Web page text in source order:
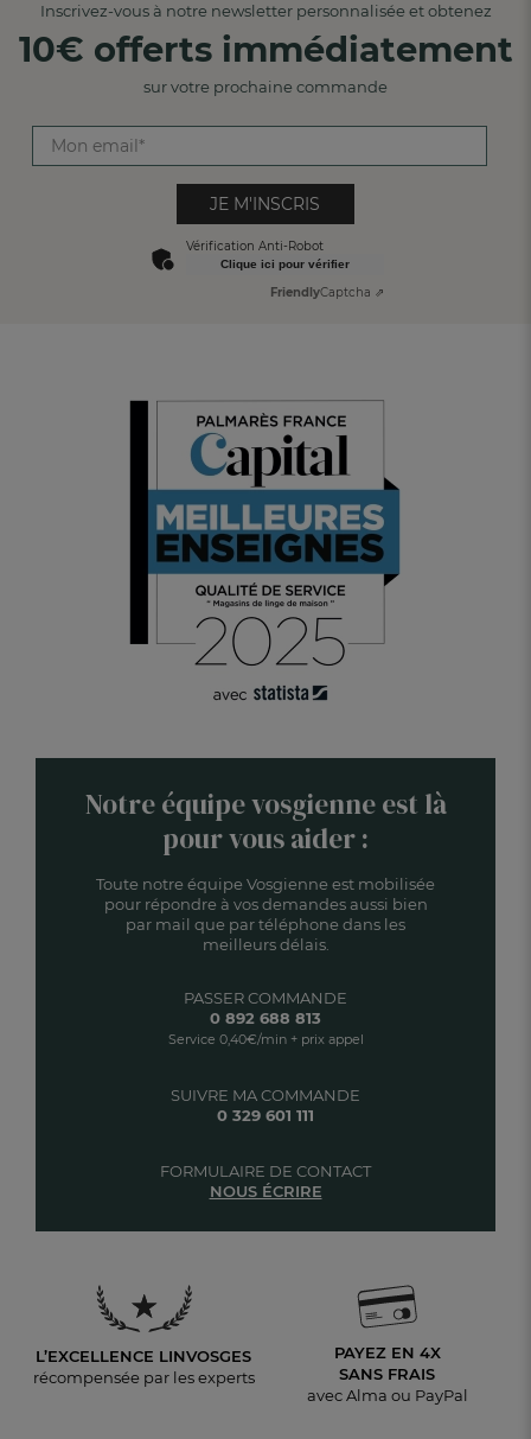
Inscrivez-vous à notre newsletter personnalisée et obtenez
10€ offerts immédiatement
sur votre prochaine commande
JE M'INSCRIS
Vérification Anti-Robot
Clique ici pour vérifier
FriendlyCaptcha ⇗
Notre équipe vosgienne est là
pour vous aider :
Toute notre équipe Vosgienne est mobilisée
pour répondre à vos demandes aussi bien
par mail que par téléphone dans les
meilleurs délais.
SUIVRE MA COMMANDE
0 329 601 111
PASSER COMMANDE
0 892 688 813
Service 0,40€/min + prix appel
FORMULAIRE DE CONTACT
NOUS ÉCRIRE
L’EXCELLENCE LINVOSGES
récompensée par les experts
PAYEZ EN 4X
SANS FRAIS
avec Alma ou PayPal